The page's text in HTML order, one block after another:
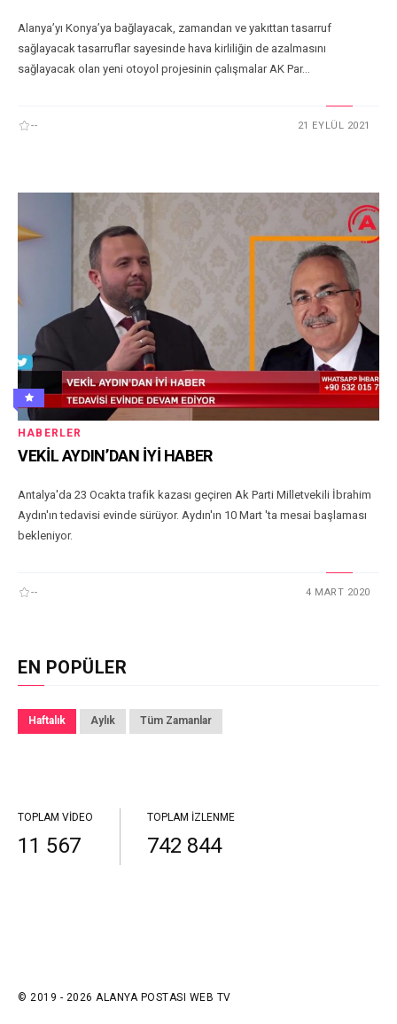
Alanya’yı Konya’ya bağlayacak, zamandan ve yakıttan tasarruf
sağlayacak tasarruflar sayesinde hava kirliliğin de azalmasını
sağlayacak olan yeni otoyol projesinin çalışmalar AK Par...
-- 21 EYLÜL 2021
HABERLER
VEKİL AYDIN’DAN İYİ HABER
Antalya'da 23 Ocakta trafik kazası geçiren Ak Parti Milletvekili İbrahim
Aydın'ın tedavisi evinde sürüyor. Aydın'ın 10 Mart 'ta mesai başlaması
bekleniyor.
-- 4 MART 2020
EN POPÜLER
Haftalık Aylık Tüm Zamanlar
TOPLAM VIDEO
11 567
TOPLAM İZLENME
742 844
© 2019 - 2026 ALANYA POSTASI WEB TV